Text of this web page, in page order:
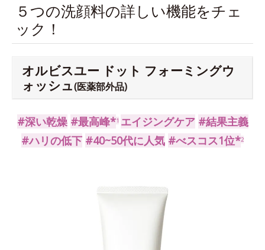
５つの洗顔料の詳しい機能をチェ
ック！
オルビスユー ドット フォーミングウ
ォッシュ(医薬部外品)
#深い乾燥 #最高峰*1 エイジングケア #結果主義
#ハリの低下 #40~50代に人気 #べスコス1位*2